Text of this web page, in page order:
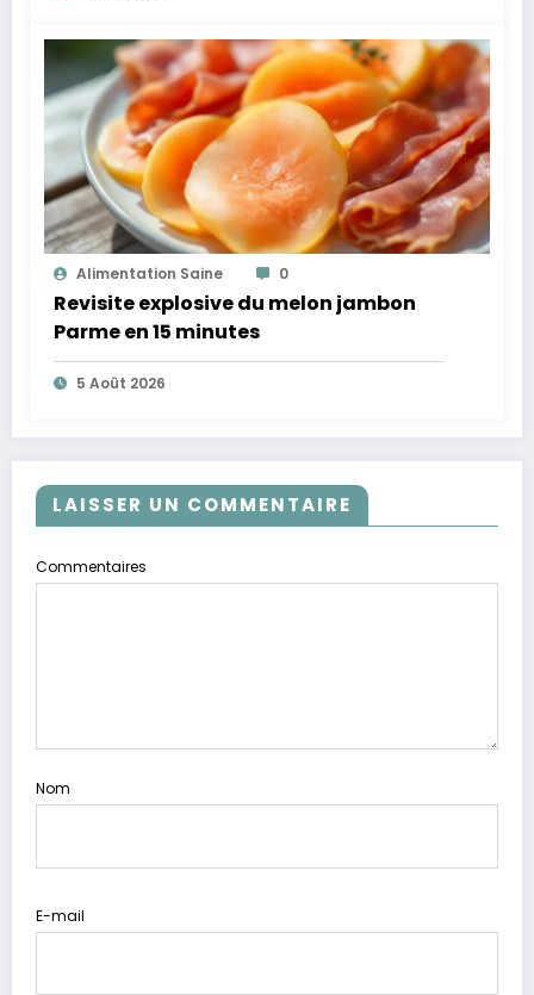
Alimentation Saine 0
Revisite explosive du melon jambon
Parme en 15 minutes
5 Août 2026
LAISSER UN COMMENTAIRE
Commentaires
Nom
E-mail